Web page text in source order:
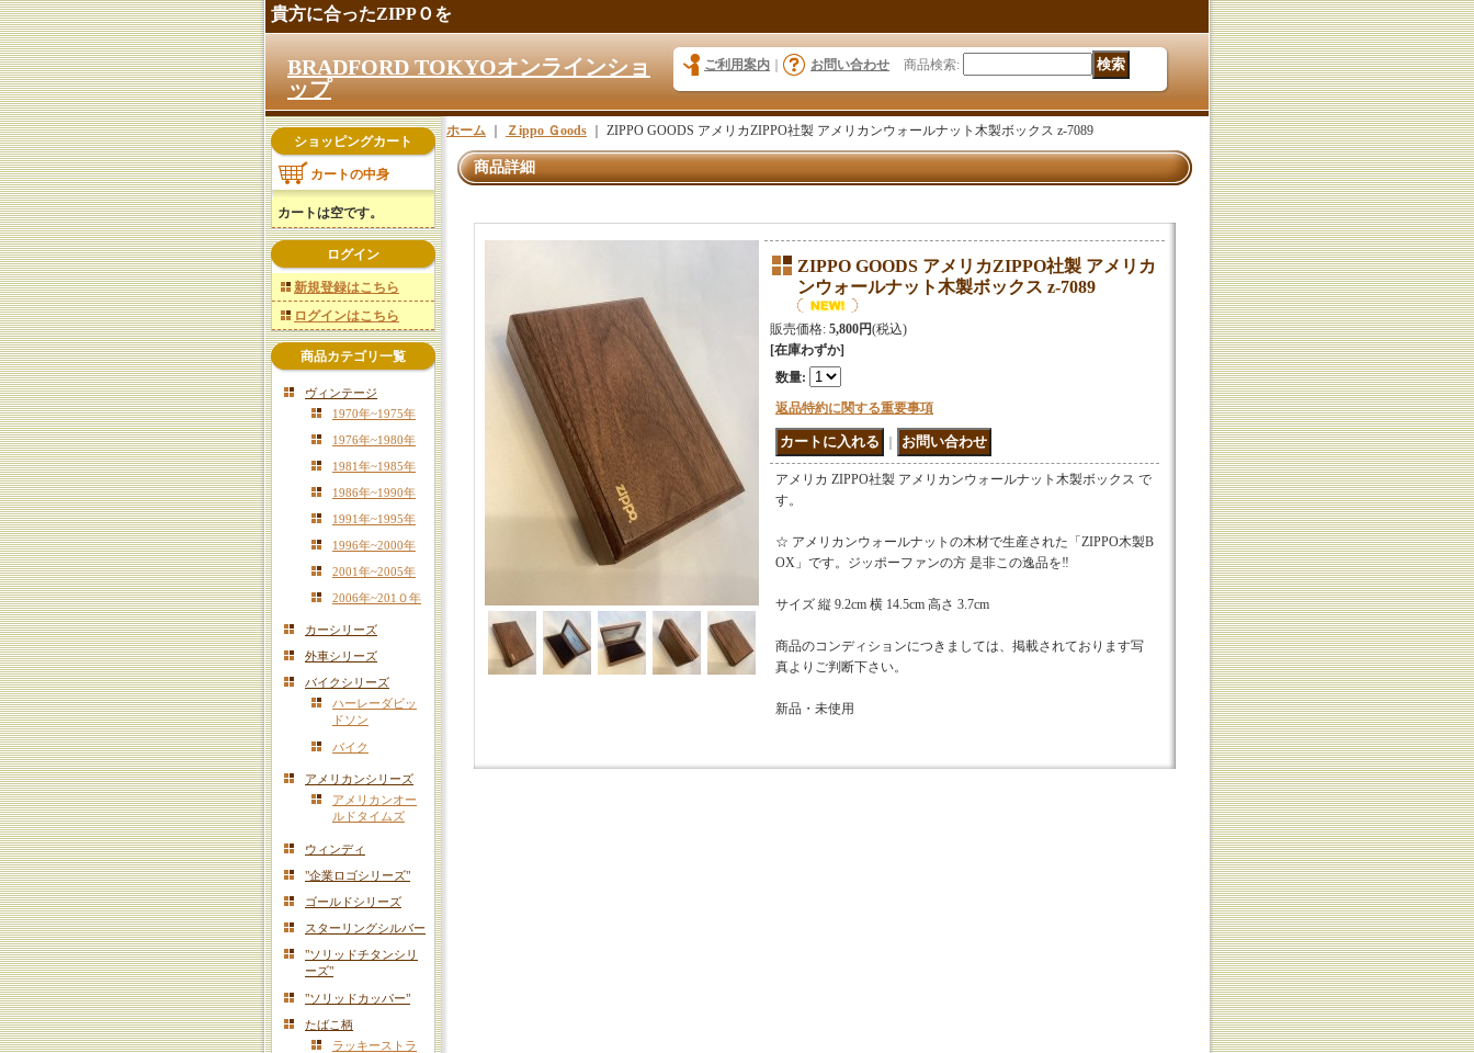
貴方に合ったZIPPＯを
BRADFORD TOKYOオンラインショ
ップ
ご利用案内 お問い合わせ 商品検索:
ショッピングカート
カートの中身
カートは空です。
ログイン
新規登録はこちら
ログインはこちら
商品カテゴリ一覧
ヴィンテージ
1970年~1975年
1976年~1980年
1981年~1985年
1986年~1990年
1991年~1995年
1996年~2000年
2001年~2005年
2006年~201０年
カーシリーズ
外車シリーズ
バイクシリーズ
ハーレーダビッ
ドソン
バイク
アメリカンシリーズ
アメリカンオー
ルドタイムズ
ウィンディ
"企業ロゴシリーズ"
ゴールドシリーズ
スターリングシルバー
"ソリッドチタンシリ
ーズ"
"ソリッドカッパー"
たばこ柄
ラッキーストラ
ホーム Ｚippo Ｇoods ZIPPO GOODS アメリカZIPPO社製 アメリカンウォールナット木製ボックス z-7089
商品詳細
ZIPPO GOODS アメリカZIPPO社製 アメリカ
ンウォールナット木製ボックス z-7089
販売価格: 5,800円(税込)
[在庫わずか]
数量:
返品特約に関する重要事項
アメリカ ZIPPO社製 アメリカンウォールナット木製ボックス で
す。
☆ アメリカンウォールナットの木材で生産された「ZIPPO木製B
OX」です。ジッポーファンの方 是非この逸品を‼︎
サイズ 縦 9.2cm 横 14.5cm 高さ 3.7cm
商品のコンディションにつきましては、掲載されております写
真よりご判断下さい。
新品・未使用